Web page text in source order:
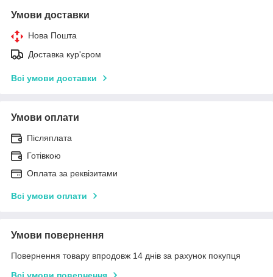
Умови доставки
Нова Пошта
Доставка кур'єром
Всі умови доставки
Умови оплати
Післяплата
Готівкою
Оплата за реквізитами
Всі умови оплати
Умови повернення
Повернення товару впродовж 14 днів за рахунок покупця
Всі умови повернення